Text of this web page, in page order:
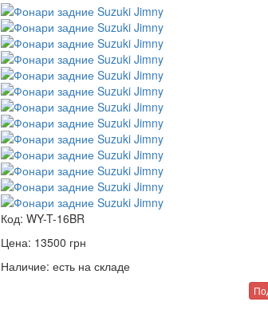
Код: WY-T-16BR
Цена: 13500 грн
Наличие: есть на складе